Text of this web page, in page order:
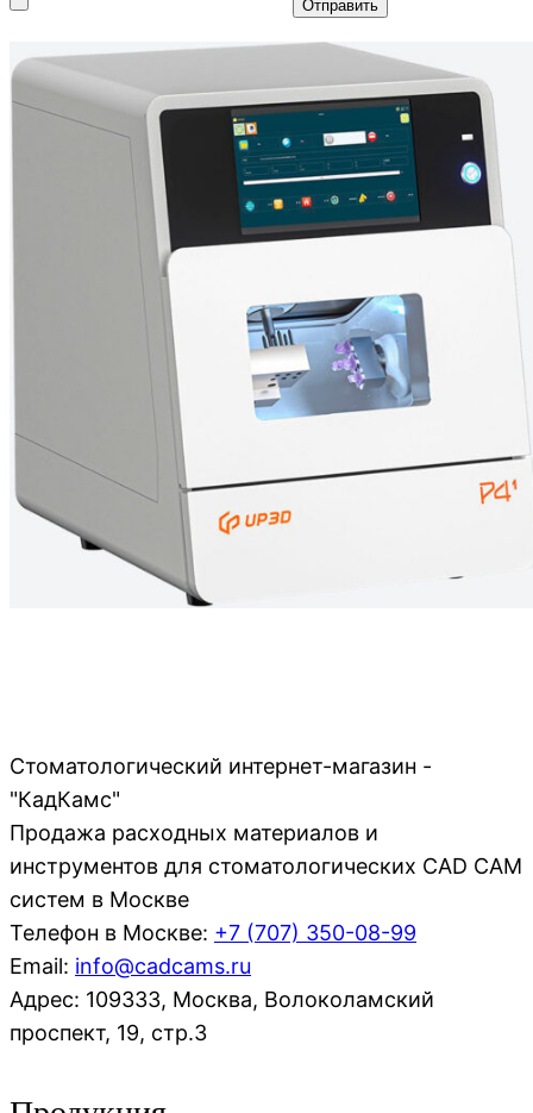
Стоматологический интернет-магазин -
"КадКамс"
Продажа расходных материалов и
инструментов для стоматологических CAD CAM
систем в Москве
Телефон в Москве: +7 (707) 350-08-99
Email: info@cadcams.ru
Адрес: 109333, Москва, Волоколамский
проспект, 19, стр.3